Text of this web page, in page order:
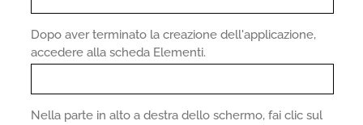
Dopo aver terminato la creazione dell'applicazione,
accedere alla scheda Elementi.
Nella parte in alto a destra dello schermo, fai clic sul